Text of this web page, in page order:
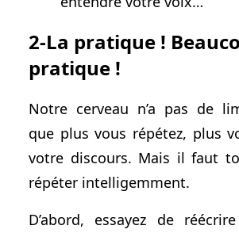
2-La pratique !
pratique !
Notre cerveau n’a pas de
que plus vous répétez, plus
votre discours. Mais il faut
répéter intelligemment.
D’abord, essayez de